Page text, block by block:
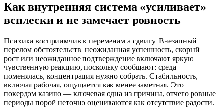
Как внутренняя система «усиливает»
всплески и не замечает ровность
Психика восприимчив к переменам а сдвигу. Внезапный
перелом обстоятельств, неожиданная успешность, скорый
рост или неожиданное подтверждение включают яркую
чувственную реакцию, поскольку сообщают: среда
поменялась, концентрация нужно собрать. Стабильность,
включая рабочая, ощущается как менее заметная. Это
покердом казино — ключевая одна из причина, отчего ровные
периоды порой неточно оцениваются как отсутствие радости.